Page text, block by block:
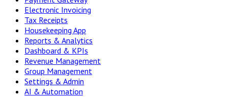
Electronic Invoicing
Tax Receipts
Housekeeping App
Reports & Analytics
Dashboard & KPIs
Revenue Management
Group Management
Settings & Admin
AI & Automation